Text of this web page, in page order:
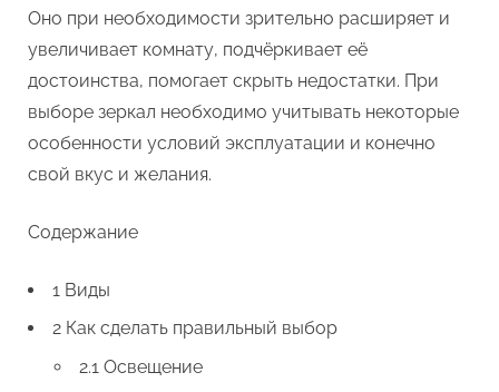
Оно при необходимости зрительно расширяет и
увеличивает комнату, подчёркивает её
достоинства, помогает скрыть недостатки. При
выборе зеркал необходимо учитывать некоторые
особенности условий эксплуатации и конечно
свой вкус и желания.
Содержание
1 Виды
2 Как сделать правильный выбор
2.1 Освещение